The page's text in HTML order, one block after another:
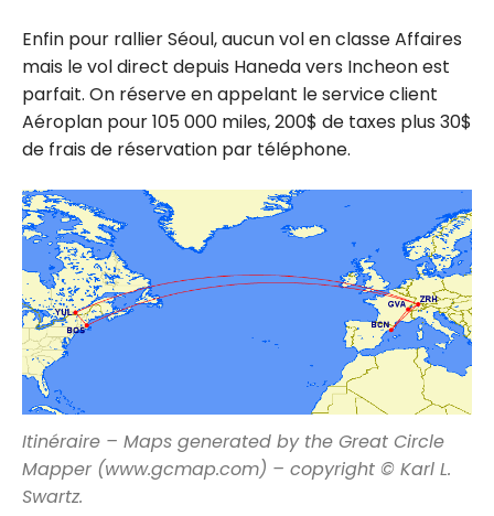
Enfin pour rallier Séoul, aucun vol en classe Affaires
mais le vol direct depuis Haneda vers Incheon est
parfait. On réserve en appelant le service client
Aéroplan pour 105 000 miles, 200$ de taxes plus 30$
de frais de réservation par téléphone.
Itinéraire – Maps generated by the Great Circle
Mapper (www.gcmap.com) – copyright © Karl L.
Swartz.